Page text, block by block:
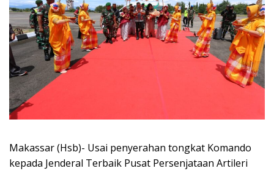
Makassar (Hsb)- Usai penyerahan tongkat Komando
kepada Jenderal Terbaik Pusat Persenjataan Artileri